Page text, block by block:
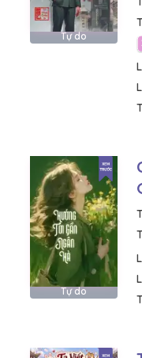
Tự do
Tự do